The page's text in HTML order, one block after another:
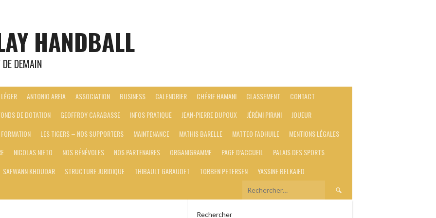
HANDBALL
DEMAIN
ANTONIO AREIA ASSOCIATION BUSINESS CALENDRIER CHÉRIF HAMANI CLASSEMENT
CONTACT
DE DOTATION GEOFFROY CARABASSE INFOS PRATIQUE JEAN-PIERRE DUPOUX JÉRÉMI PIRANI
JOUEUR
LES TIGERS – NOS SUPPORTERS MAINTENANCE MATHIS BARELLE MATTEO FADHUILE
MENTIONS LÉGALES
NICOLAS NIETO NOS BÉNÉVOLES NOS PARTENAIRES ORGANIGRAMME PAGE D’ACCUEIL
PALAIS DES SPORTS
SAFWANN KHOUDAR STRUCTURE JURIDIQUE THIBAULT GARAUDET TORBEN PETERSEN YASSINE BELKAIED
Rechercher :
Rechercher